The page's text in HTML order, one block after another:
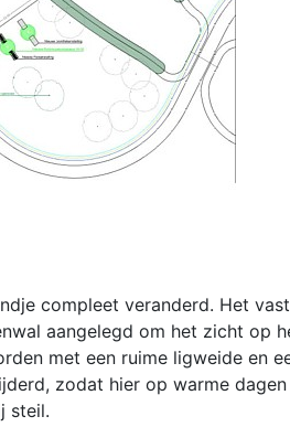
compleet veranderd. Het
aangelegd om het zicht op
met een ruime ligweide en
zodat hier op warme
steil.